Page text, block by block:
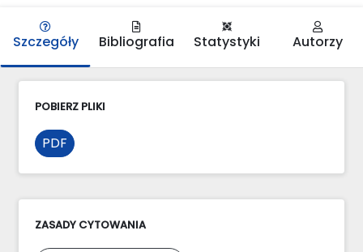
Szczegóły Bibliografia Statystyki Autorzy
POBIERZ PLIKI
PDF
ZASADY CYTOWANIA